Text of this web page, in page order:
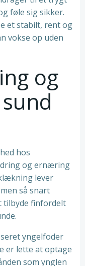
føle sig sikker.
et stabilt, rent og
vokse op uden
og
hos
og ernæring
lever
så snart
tilbyde finfordelt
yngelfoder
er lette at optage
som ynglen